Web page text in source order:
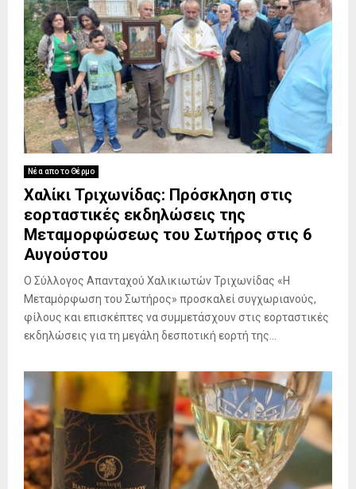
Νέα απο το Θέρμο
Χαλίκι Τριχωνίδας: Πρόσκληση στις
εορταστικές εκδηλώσεις της
Μεταμορφώσεως του Σωτήρος στις 6
Αυγούστου
Ο Σύλλογος Απανταχού Χαλικιωτών Τριχωνίδας «Η
Μεταμόρφωση του Σωτήρος» προσκαλεί συγχωριανούς,
φίλους και επισκέπτες να συμμετάσχουν στις εορταστικές
εκδηλώσεις για τη μεγάλη δεσποτική εορτή της...